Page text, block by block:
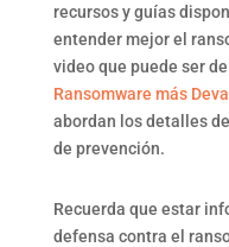
recursos y guías
entender mejor el
video que puede ser
Ransomware más
abordan los detalles
de prevención.
Recuerda que estar
defensa contra el